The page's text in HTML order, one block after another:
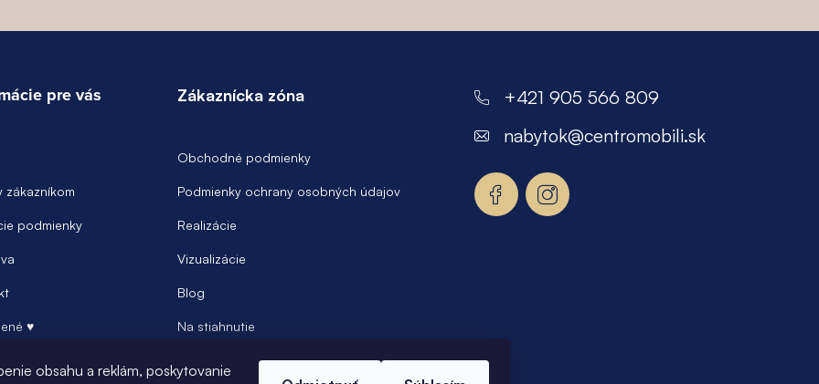
obsahu a reklám, poskytovanie
pre vás
zákazníkom
podmienky
♥
Zákaznícka zóna
Obchodné podmienky
Podmienky ochrany osobných údajov
Realizácie
Vizualizácie
Blog
Na stiahnutie
+421 905 566 809
nabytok@centromobili.sk